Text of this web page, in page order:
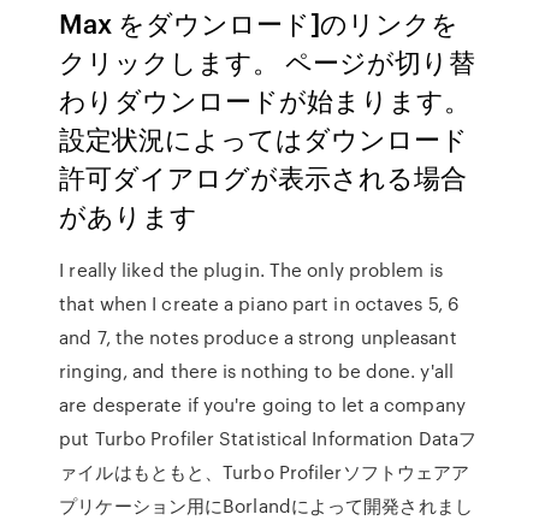
Max をダウンロード]のリンクを
クリックします。 ページが切り替
わりダウンロードが始まります。
設定状況によってはダウンロード
許可ダイアログが表示される場合
があります
I really liked the plugin. The only problem is
that when I create a piano part in octaves 5, 6
and 7, the notes produce a strong unpleasant
ringing, and there is nothing to be done. y'all
are desperate if you're going to let a company
put Turbo Profiler Statistical Information Dataフ
ァイルはもともと、Turbo Profilerソフトウェアア
プリケーション用にBorlandによって開発されまし